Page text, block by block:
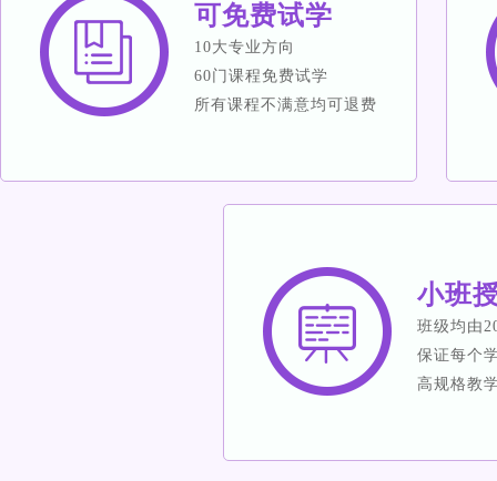
可免费试学
10大专业方向
60门课程免费试学
所有课程不满意均可退费
小班
班级均由
保证每个
高规格教